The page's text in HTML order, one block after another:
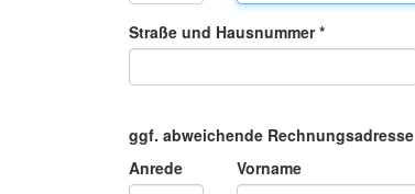
Straße und Hausnummer *
ggf. abweichende Rechnungsadresse
Anrede
Vorname